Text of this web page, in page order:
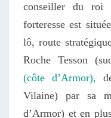
conseiller du roi
forteresse est
lô, route
Roche Tesson
(côte d’Armor),
Vilaine) par sa
d’Armor) et en